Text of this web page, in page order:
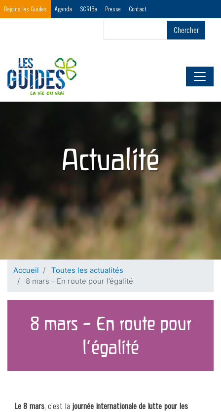
Menu
Rejoins les Guides Agenda SCRIBe Presse Contact
Chercher
Actualité
Accueil
Toutes les actualités
8 mars – En route pour l’égalité
8 mars – En route pour
l’égalité
Le 8 mars, c’est la journée internationale de lutte pour les